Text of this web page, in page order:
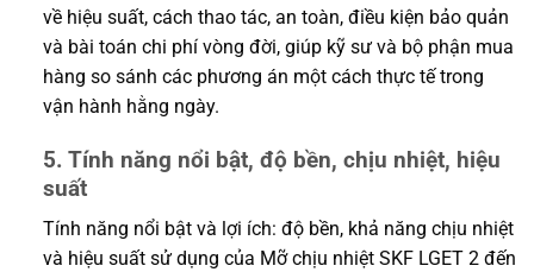
về hiệu suất, cách thao tác, an toàn, điều kiện bảo quản
và bài toán chi phí vòng đời, giúp kỹ sư và bộ phận mua
hàng so sánh các phương án một cách thực tế trong
vận hành hằng ngày.
5. Tính năng nổi bật, độ bền, chịu nhiệt, hiệu
suất
Tính năng nổi bật và lợi ích: độ bền, khả năng chịu nhiệt
và hiệu suất sử dụng của Mỡ chịu nhiệt SKF LGET 2 đến